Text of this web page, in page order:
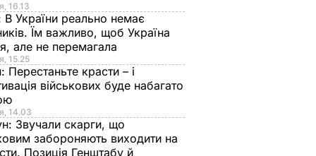
16.13
В України реально немає
Їм важливо, щоб Україна
але не перемагала
15.25
Перестаньте красти – і
військових буде набагато
14.03
Звучали скарги, що
забороняють виходити на
Позиція Генштабу й